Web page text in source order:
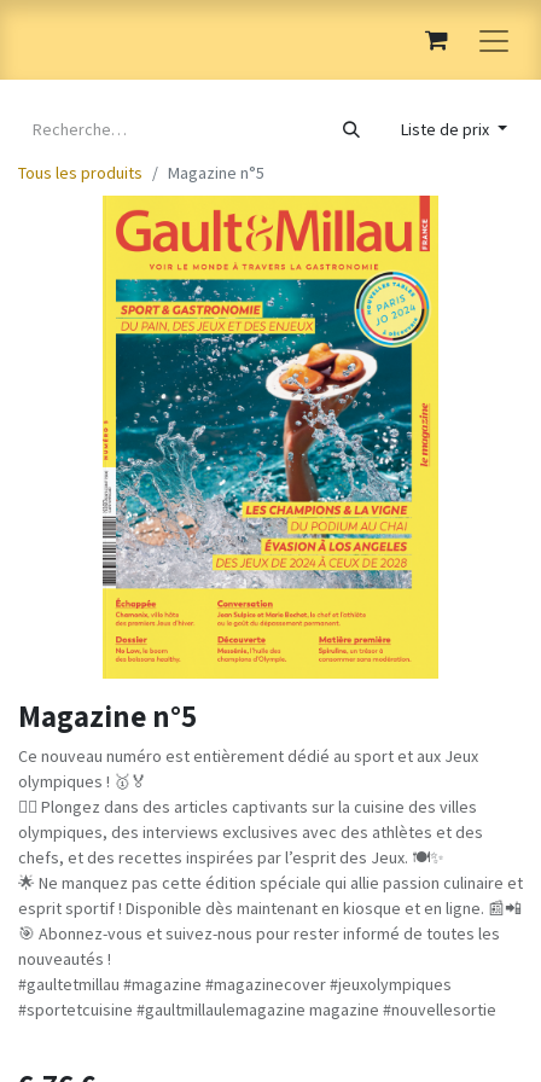
Liste de prix
Tous les produits
Magazine n°5
Magazine n°5
Ce nouveau numéro est entièrement dédié au sport et aux Jeux
olympiques ! 🥇🏅
🏃‍♀️ Plongez dans des articles captivants sur la cuisine des villes
olympiques, des interviews exclusives avec des athlètes et des
chefs, et des recettes inspirées par l’esprit des Jeux. 🍽️✨
🌟 Ne manquez pas cette édition spéciale qui allie passion culinaire et
esprit sportif ! Disponible dès maintenant en kiosque et en ligne. 📰📲
🎯 Abonnez-vous et suivez-nous pour rester informé de toutes les
nouveautés !
#gaultetmillau #magazine #magazinecover #jeuxolympiques
#sportetcuisine #gaultmillaulemagazine magazine #nouvellesortie